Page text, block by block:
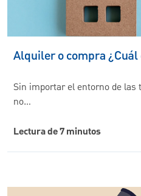
Alquiler o compra
Sin importar el entorno de
no…
Lectura de 7 minutos